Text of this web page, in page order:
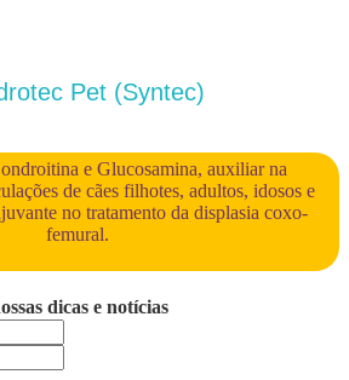
Pet (Syntec)
e Glucosamina, auxiliar na
de cães filhotes, adultos, idosos e
no tratamento da displasia coxo-
femural.
dicas e notícias